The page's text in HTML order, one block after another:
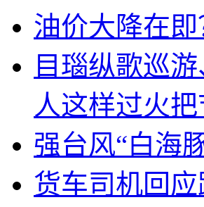
油价大降在
目瑙纵歌巡
人这样过火把
强台风“白海
货车司机回